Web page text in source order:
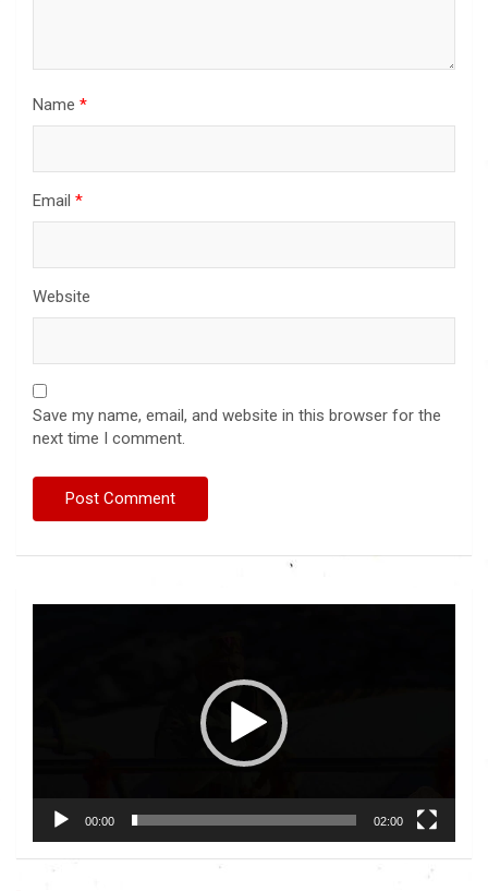
Name *
Email *
Website
Save my name, email, and website in this browser for the
next time I comment.
00:00 02:00